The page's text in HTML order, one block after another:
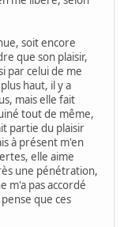
soit encore
que son plaisir,
par celui de me
haut, il y a
mais elle fait
tout de même,
partie du plaisir
à présent m'en
elle aime
une pénétration,
m'a pas accordé
que ces